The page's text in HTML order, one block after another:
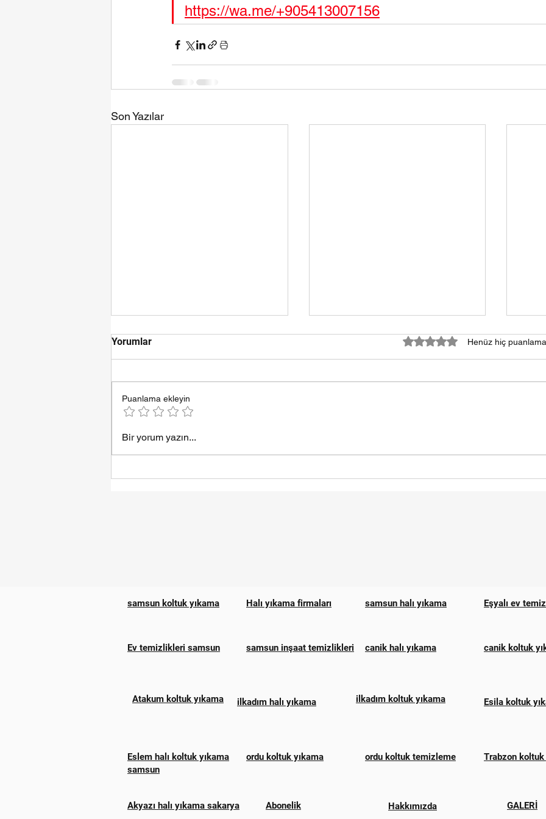
https://wa.me/+905413007156
Son Yazılar
Yorumlar 5 üzerinden 0 yıldız
Henüz hiç
Puanlama ekleyin
Bir yorum yazın...
samsun koltuk yıkama Halı yıkama firmaları samsun halı yıkama Eşyalı ev
Ev temizlikleri samsun samsun inşaat temizlikleri canik halı yıkama canik koltuk
Atakum koltuk yıkama ilkadım halı yıkama ilkadım koltuk yıkama Esila koltuk
Eslem halı koltuk yıkama
samsun
ordu koltuk yıkama ordu koltuk temizleme Trabzon koltuk
Akyazı halı yıkama sakarya Abonelik Hakkımızda GALERİ